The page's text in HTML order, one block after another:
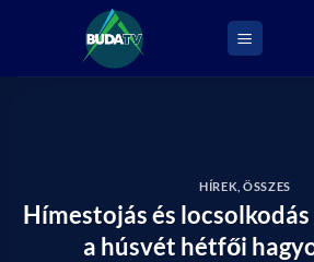
HÍREK ,ÖSSZES
Hímestojás és
a húsvét hétfői